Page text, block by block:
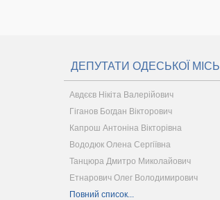
ДЕПУТАТИ ОДЕСЬКОЇ
Авдєєв Нікіта Валерійович
Гіганов Богдан Вікторович
Капрош Антоніна Вікторівна
Вододюк Олена Сергіївна
Танцюра Дмитро Миколайович
Етнарович Олег Володимирович
Повний список...